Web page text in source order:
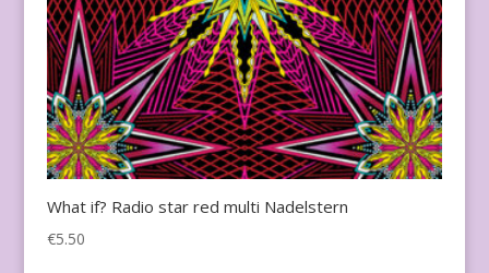
What if? Radio star red multi Nadelstern
€5.50